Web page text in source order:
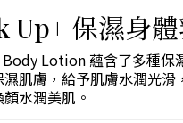
Up+ 保濕身
Lotion 蘊含了多種保
肌膚，給予肌膚水潤光滑
水潤美肌。